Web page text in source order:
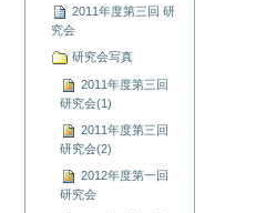
2011年度第三回 研
究会
研究会写真
2011年度第三回
研究会(1)
2011年度第三回
研究会(2)
2012年度第一回
研究会